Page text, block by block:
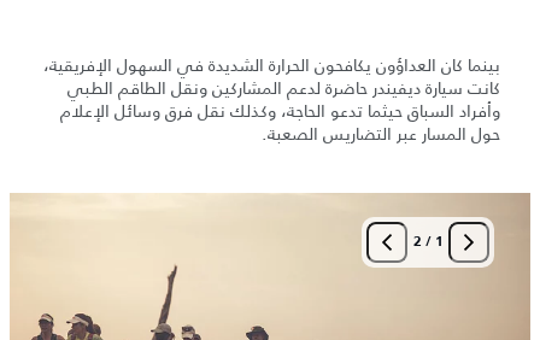
بينما كان العداؤون يكافحون الحرارة الشديدة في السهول الإفريقية،
كانت سيارة ديفيندر حاضرة لدعم المشاركين ونقل الطاقم الطبي
وأفراد السباق حيثما تدعو الحاجة، وكذلك نقل فرق وسائل الإعلام
حول المسار عبر التضاريس الصعبة.
1
/
2